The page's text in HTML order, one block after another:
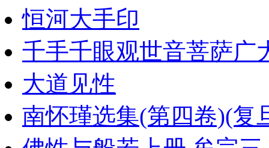
恒河大手印
千手千眼观世音菩萨广
大道见性
南怀瑾选集(第四卷)(复